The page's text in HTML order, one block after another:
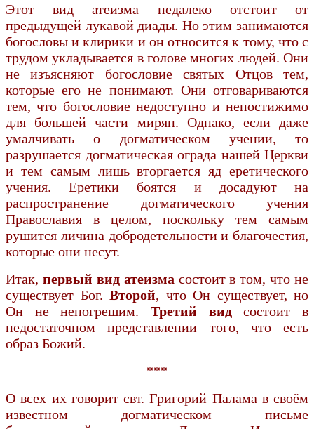
Этот вид атеизма недалеко отстоит от
предыдущей лукавой диады. Но этим занимаются
богословы и клирики и он относится к тому, что с
трудом укладывается в голове многих людей. Они
не изъясняют богословие святых Отцов тем,
которые его не понимают. Они отговариваются
тем, что богословие недоступно и непостижимо
для большей части мирян. Однако, если даже
умалчивать о догматическом учении, то
разрушается догматическая ограда нашей Церкви
и тем самым лишь вторгается яд еретического
учения. Еретики боятся и досадуют на
распространение догматического учения
Православия в целом, поскольку тем самым
рушится личина добродетельности и благочестия,
которые они несут.
Итак, первый вид атеизма состоит в том, что не
существует Бог. Второй, что Он существует, но
Он не непогрешим. Третий видсостоит в
недостаточном представлении того, что есть
образ Божий.
***
О всех их говорит свт. Григорий Палама в своём
известном догматическом письме